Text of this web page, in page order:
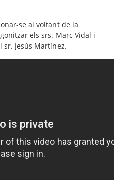
se al voltant de la
els srs. Marc Vidal i
sr. Jesús Martínez.